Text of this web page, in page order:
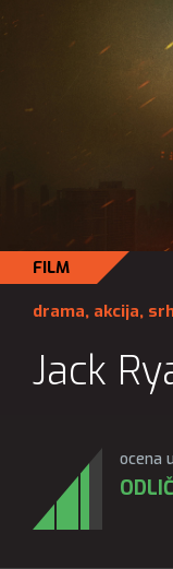
FILM
drama, akcija,
Jack
ocena